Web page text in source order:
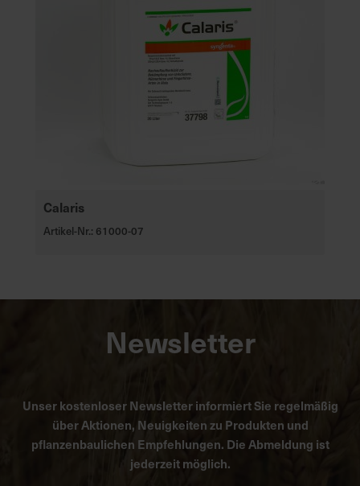
Calaris
Artikel-Nr.: 61000-07
Newsletter
Unser kostenloser Newsletter informiert Sie regelmäßig
über Aktionen, Neuigkeiten zu Produkten und
pflanzenbaulichen Empfehlungen. Die Abmeldung ist
jederzeit möglich.